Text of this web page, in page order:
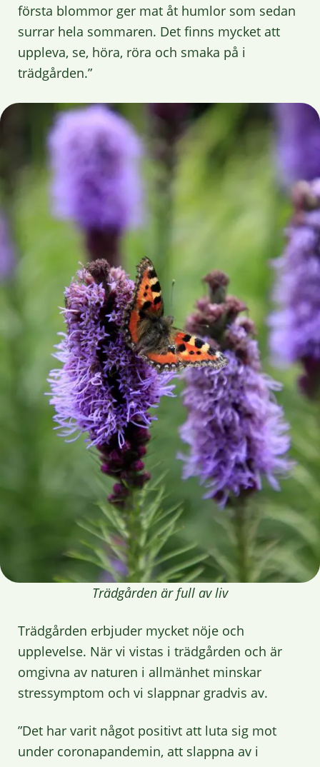
första blommor ger mat åt humlor som sedan
surrar hela sommaren. Det finns mycket att
uppleva, se, höra, röra och smaka på i
trädgården.”
Trädgården är full av liv
Trädgården erbjuder mycket nöje och
upplevelse. När vi vistas i trädgården och är
omgivna av naturen i allmänhet minskar
stressymptom och vi slappnar gradvis av.
”Det har varit något positivt att luta sig mot
under coronapandemin, att slappna av i